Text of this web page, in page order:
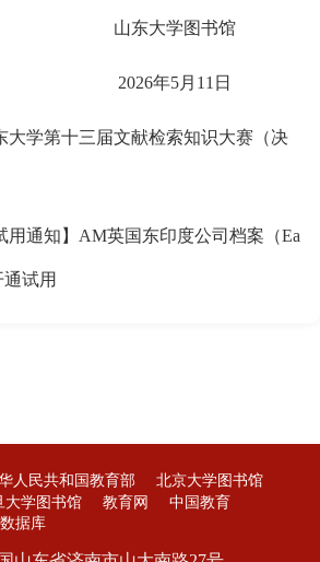
学图书馆
5月11日
大学第十三届文献检索知识大赛（决
用通知】AM英国东印度公司档案（Ea
通试用
人民共和国教育部
北京大学图书馆
大学图书馆 教育网
中国教育
据库